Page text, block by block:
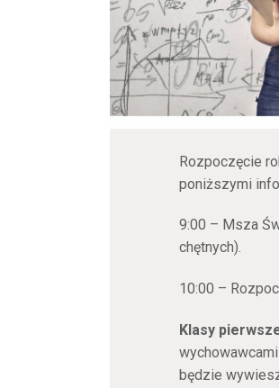
Rozpoczęcie
poniższymi
9:00 – Msza
chętnych).
10:00 –
Klasy
będzie